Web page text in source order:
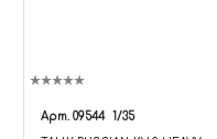
Арт. 09544 1/35